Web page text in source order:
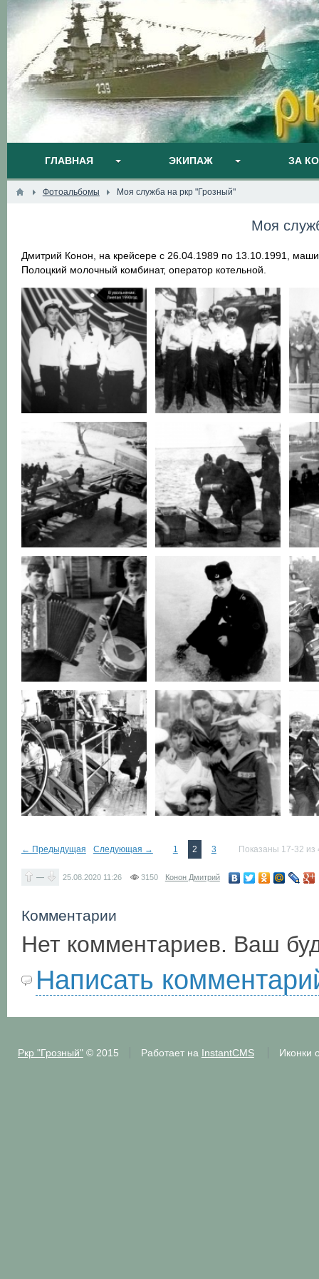
ГЛАВНАЯ ЭКИПАЖ ЗА
Фотоальбомы Моя служба на ркр "Грозный"
Моя
Дмитрий Конон, на крейсере с 26.04.1989 по 13.10.1991,
Полоцкий молочный комбинат, оператор котельной.
← Предыдущая Следующая → 1 2 3 Показаны 17-32 из
— 25.08.2020 11:26 3150 Конон Дмитрий
Комментарии
Нет комментариев. Ваш
Написать
Ркр "Грозный"© 2015 Работает на InstantCMS Иконки